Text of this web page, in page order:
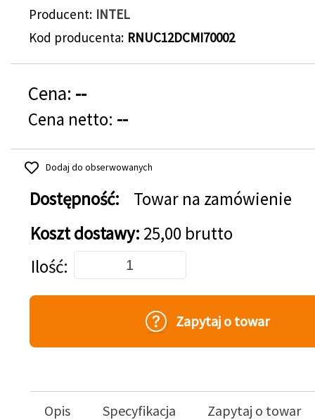
Producent INTEL
Kod producenta RNUC12DCMI70002
Cena: --
Cena netto: --
Dodaj do obserwowanych
Dostępność:
Towar na zamówienie
Koszt dostawy: 25,00 brutto
Dodaj do koszyka
Ilość
Zapytaj o towar
Opis Specyfikacja Zapytaj o towar